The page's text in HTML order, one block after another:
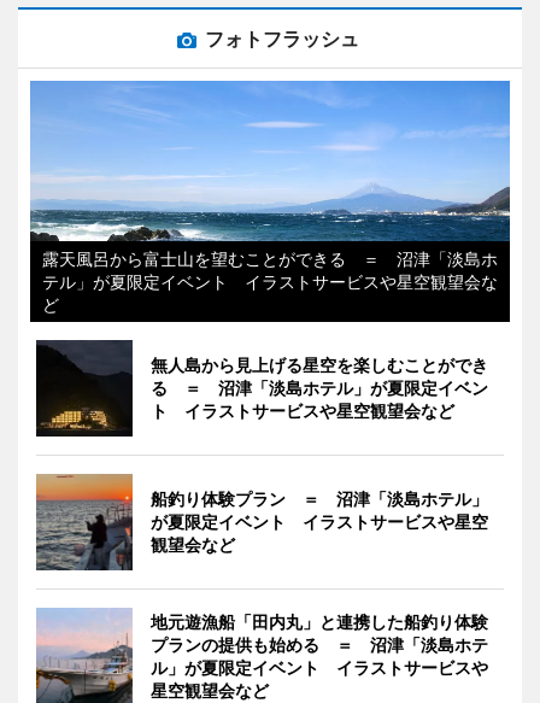
フォトフラッシュ
露天風呂から富士山を望むことができる ＝ 沼津「淡島ホ
テル」が夏限定イベント イラストサービスや星空観望会な
ど
無人島から見上げる星空を楽しむことができ
る ＝ 沼津「淡島ホテル」が夏限定イベン
ト イラストサービスや星空観望会など
船釣り体験プラン ＝ 沼津「淡島ホテル」
が夏限定イベント イラストサービスや星空
観望会など
地元遊漁船「田内丸」と連携した船釣り体験
プランの提供も始める ＝ 沼津「淡島ホテ
ル」が夏限定イベント イラストサービスや
星空観望会など